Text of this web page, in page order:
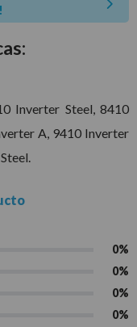
!
Inverter Steel, 8410
A, 9410 Inverter
0%
0%
0%
0%